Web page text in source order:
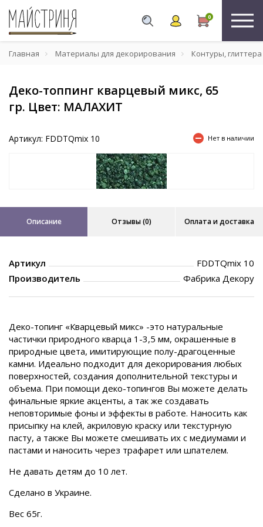
0
Главная Материалы для декорирования Контуры, глиттера
Деко-топпинг кварцевый микс, 65
гр. Цвет: МАЛАХИТ
Артикул: FDDTQmix 10 Нет в наличии
Описание Отзывы (0) Оплата и доставка
Артикул
FDDTQmix 10
Производитель
Фабрика Декору
Деко-топинг «Кварцевый микс» -это натуральные
частички природного кварца 1-3,5 мм, окрашенные в
природные цвета, имитирующие полу-драгоценные
камни. Идеально подходит для декорирования любых
поверхностей, создания дополнительной текстуры и
объема. При помощи деко-топингов Вы можете делать
финальные яркие акценты, а так же создавать
неповторимые фоны и эффекты в работе. Наносить как
присыпку на клей, акриловую краску или текстурную
пасту, а также Вы можете смешивать их с медиумами и
пастами и наносить через трафарет или шпателем.
Не давать детям до 10 лет.
Сделано в Украине.
Вес 65г.